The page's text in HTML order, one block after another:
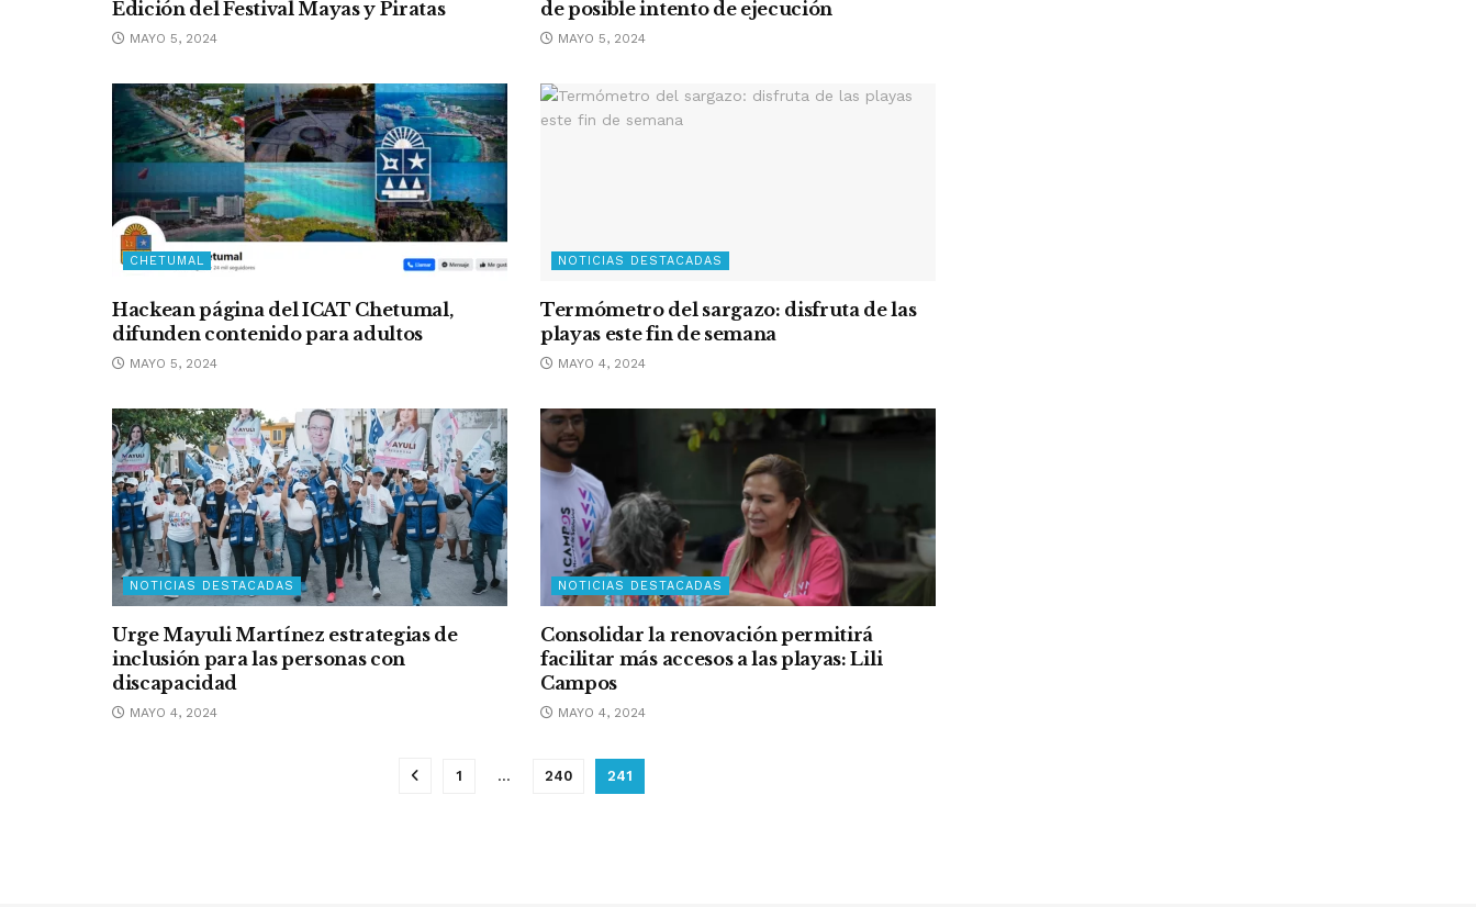
Edición del Festival Mayas y Piratas
MAYO 5, 2024
de posible intento de ejecución
MAYO 5, 2024
CHETUMAL
Hackean página del ICAT Chetumal,
difunden contenido para adultos
MAYO 5, 2024
NOTICIAS DESTACADAS
Termómetro del sargazo: disfruta de las
playas este fin de semana
MAYO 4, 2024
NOTICIAS DESTACADAS
Urge Mayuli Martínez estrategias de
inclusión para las personas con
discapacidad
MAYO 4, 2024
NOTICIAS DESTACADAS
Consolidar la renovación permitirá
facilitar más accesos a las playas: Lili
Campos
MAYO 4, 2024
1 … 240 241